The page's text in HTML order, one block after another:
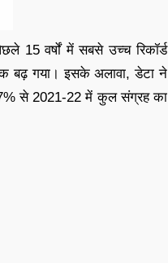
15 वर्षों में सबसे उच्च रिकॉर्ड
बढ़ गया। इसके अलावा, डेटा ने
से 2021-22 में कुल संग्रह का